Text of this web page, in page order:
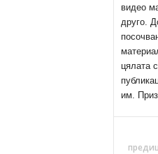
видео
друго.
цялата
им.